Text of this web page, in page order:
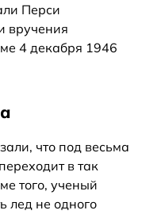
Перси
вручения
4 декабря 1946
что под весьма
в так
того, ученый
лед не одного